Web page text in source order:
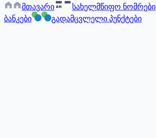
მთავარი AM სახელმწიფო ნომრები
ბანკები
გადამცვლელი პუნქტები